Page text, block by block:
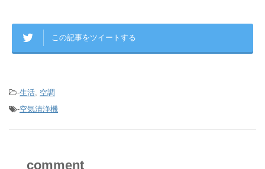
この記事をツイートする
-生活 空調
-空気清浄機
comment